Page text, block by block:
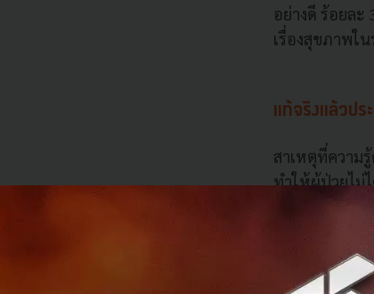
อย่างดี ร้อยล
เรื่องสุขภาพใ
แท้จริงแล้วปร
สาเหตุที่ความ
ทำให้ผู้ป่วยไม่
ข้อมูลต่างๆ จ
อีกทั้งต่อให้ส
ง่าย และในปั
ข้อมูลใดที่มีค